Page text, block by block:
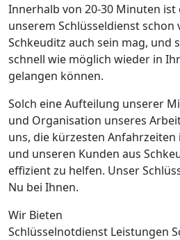
Innerhalb von 20-30 Minuten ist
unserem Schlüsseldienst schon
Schkeuditz auch sein mag, und
schnell wie möglich wieder in
gelangen können.
Solch eine Aufteilung unserer
und Organisation unseres
uns, die kürzesten Anfahrzeiten
und unseren Kunden aus
effizient zu helfen. Unser
Nu bei Ihnen.
Wir Bieten
Schlüsselnotdienst Leistungen